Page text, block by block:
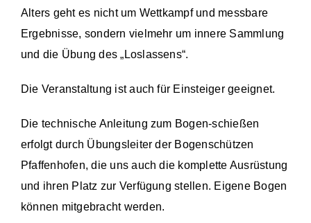
Alters geht es nicht um Wettkampf und messbare
Ergebnisse, sondern vielmehr um innere Sammlung
und die Übung des „Loslassens“.
Die Veranstaltung ist auch für Einsteiger geeignet.
Die technische Anleitung zum Bogen-schießen
erfolgt durch Übungsleiter der Bogenschützen
Pfaffenhofen, die uns auch die komplette Ausrüstung
und ihren Platz zur Verfügung stellen. Eigene Bogen
können mitgebracht werden.